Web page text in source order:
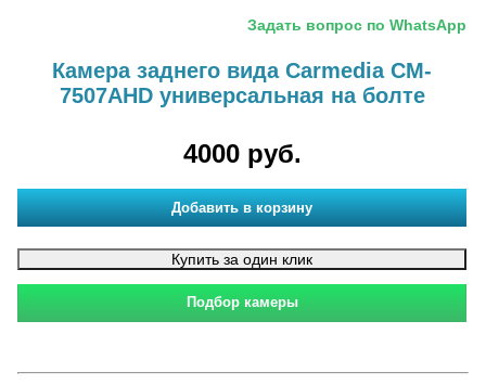
Задать вопрос по WhatsApp
Камера заднего вида Carmedia CM-
7507AHD универсальная на болте
4000 руб.